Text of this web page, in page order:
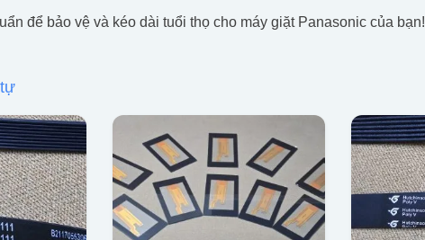
để bảo vệ và kéo dài tuổi thọ cho máy giặt Panasonic của bạn!